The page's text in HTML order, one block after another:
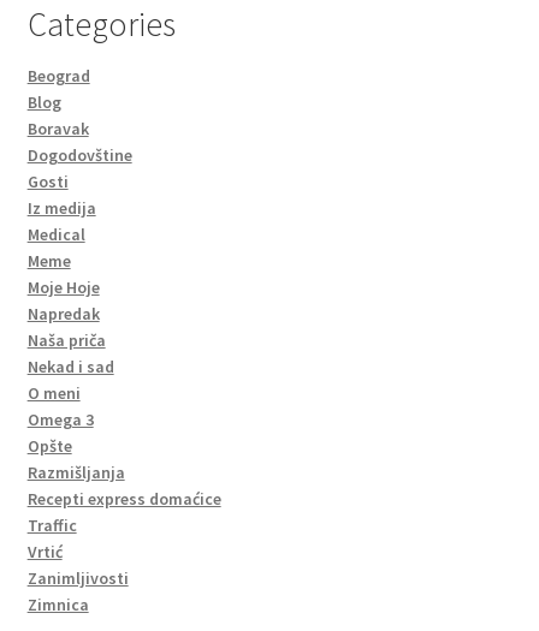
Categories
Beograd
Blog
Boravak
Dogodovštine
Gosti
Iz medija
Medical
Meme
Moje Hoje
Napredak
Naša priča
Nekad i sad
O meni
Omega 3
Opšte
Razmišljanja
Recepti express domaćice
Traffic
Vrtić
Zanimljivosti
Zimnica